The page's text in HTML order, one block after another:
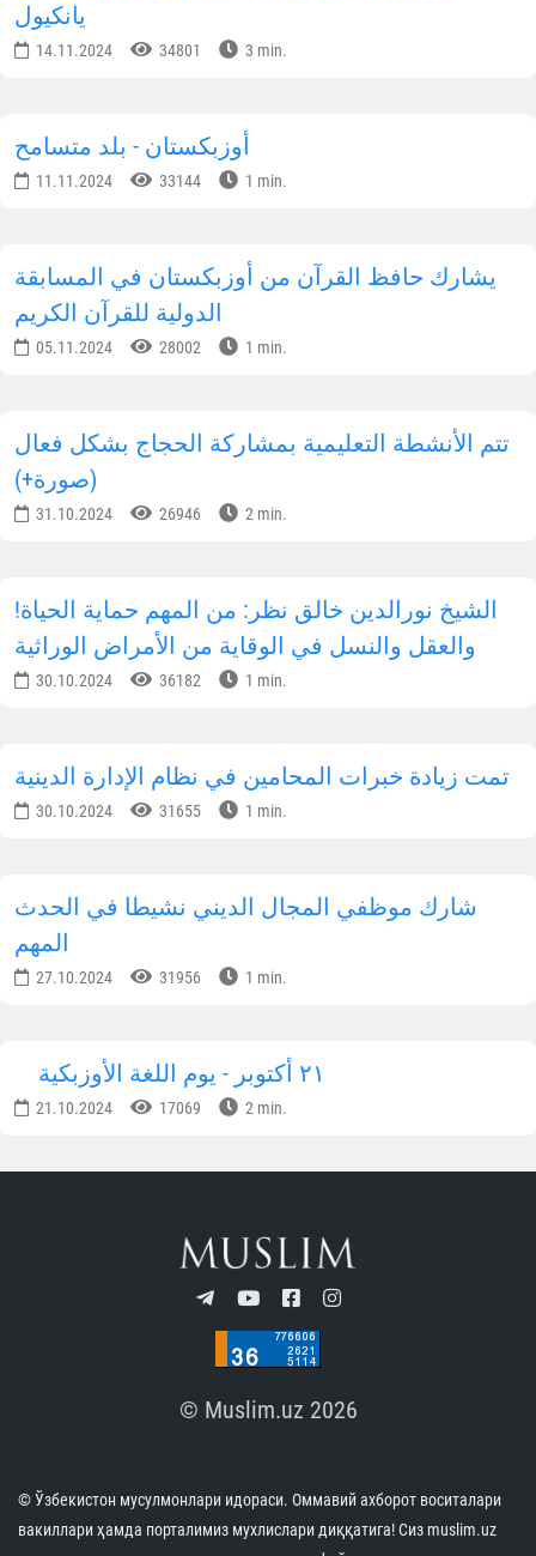
يانكيول
14.11.2024 34801 3 min.
أوزبكستان - بلد متسامح
11.11.2024 33144 1 min.
يشارك حافظ القرآن من أوزبكستان في المسابقة
الدولية للقرآن الكريم
05.11.2024 28002 1 min.
تتم الأنشطة التعليمية بمشاركة الحجاج بشكل فعال
(صورة+)
31.10.2024 26946 2 min.
!الشيخ نورالدين خالق نظر: من المهم حماية الحياة
والعقل والنسل في الوقاية من الأمراض الوراثية
30.10.2024 36182 1 min.
تمت زيادة خبرات المحامين في نظام الإدارة الدينية
30.10.2024 31655 1 min.
شارك موظفي المجال الديني نشيطا في الحدث
المهم
27.10.2024 31956 1 min.
٢١ أكتوبر - يوم اللغة الأوزبكية
21.10.2024 17069 2 min.
© Muslim.uz 2026
© Ўзбекистон мусулмонлари идораси. Оммавий ахборот воситалари
вакиллари ҳамда порталимиз мухлислари диққатига! Сиз muslim.uz